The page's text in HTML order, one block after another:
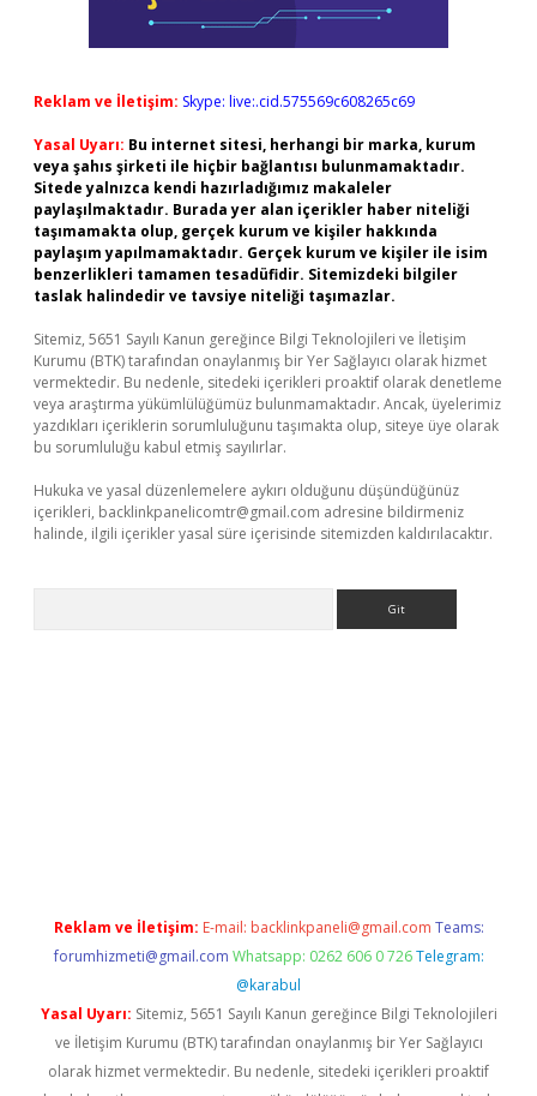
Reklam ve İletişim: Skype: live:.cid.575569c608265c69
Yasal Uyarı: Bu internet sitesi, herhangi bir marka, kurum
veya şahıs şirketi ile hiçbir bağlantısı bulunmamaktadır.
Sitede yalnızca kendi hazırladığımız makaleler
paylaşılmaktadır. Burada yer alan içerikler haber niteliği
taşımamakta olup, gerçek kurum ve kişiler hakkında
paylaşım yapılmamaktadır. Gerçek kurum ve kişiler ile isim
benzerlikleri tamamen tesadüfidir. Sitemizdeki bilgiler
taslak halindedir ve tavsiye niteliği taşımazlar.
Sitemiz, 5651 Sayılı Kanun gereğince Bilgi Teknolojileri ve İletişim
Kurumu (BTK) tarafından onaylanmış bir Yer Sağlayıcı olarak hizmet
vermektedir. Bu nedenle, sitedeki içerikleri proaktif olarak denetleme
veya araştırma yükümlülüğümüz bulunmamaktadır. Ancak, üyelerimiz
yazdıkları içeriklerin sorumluluğunu taşımakta olup, siteye üye olarak
bu sorumluluğu kabul etmiş sayılırlar.
Hukuka ve yasal düzenlemelere aykırı olduğunu düşündüğünüz
içerikleri, backlinkpanelicomtr@gmail.com adresine bildirmeniz
halinde, ilgili içerikler yasal süre içerisinde sitemizden kaldırılacaktır.
Reklam ve İletişim: E-mail: backlinkpaneli@gmail.com Teams:
forumhizmeti@gmail.com Whatsapp: 0262 606 0 726 Telegram:
@karabul
Yasal Uyarı: Sitemiz, 5651 Sayılı Kanun gereğince Bilgi Teknolojileri
ve İletişim Kurumu (BTK) tarafından onaylanmış bir Yer Sağlayıcı
olarak hizmet vermektedir. Bu nedenle, sitedeki içerikleri proaktif